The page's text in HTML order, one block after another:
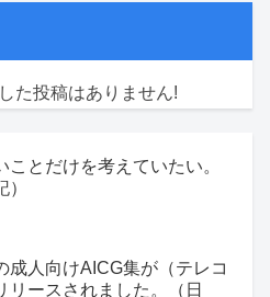
た投稿はありません!
ことだけを考えていたい。
）
成人向けAICG集が（テレコ
リースされました。（日